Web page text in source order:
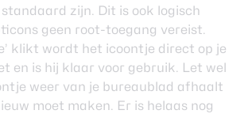
zijn. Dit is ook logisch
geen root-toegang vereist.
klikt wordt het icoontje direct op je
en is hij klaar voor gebruik. Let wel
weer van je bureaublad afhaalt
moet maken. Er is helaas nog